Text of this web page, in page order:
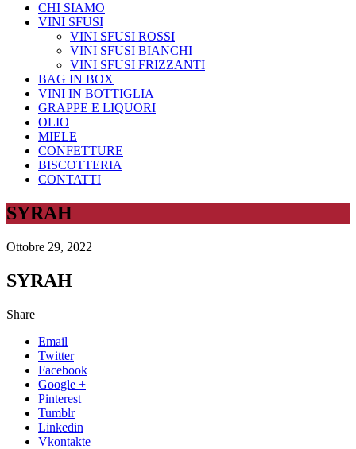
CHI SIAMO
VINI SFUSI
VINI SFUSI ROSSI
VINI SFUSI BIANCHI
VINI SFUSI FRIZZANTI
BAG IN BOX
VINI IN BOTTIGLIA
GRAPPE E LIQUORI
OLIO
MIELE
CONFETTURE
BISCOTTERIA
CONTATTI
SYRAH
Ottobre 29, 2022
SYRAH
Share
Email
Twitter
Facebook
Google +
Pinterest
Tumblr
Linkedin
Vkontakte